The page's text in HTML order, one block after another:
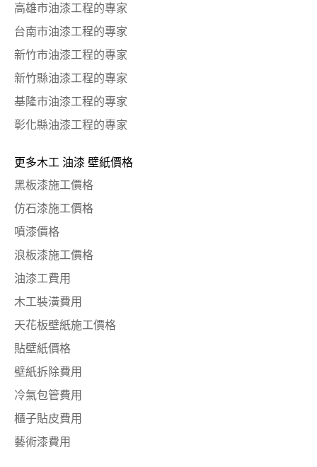
高雄市油漆工程的專家
台南市油漆工程的專家
新竹市油漆工程的專家
新竹縣油漆工程的專家
基隆市油漆工程的專家
彰化縣油漆工程的專家
更多木工 油漆 壁紙價格
黑板漆施工價格
仿石漆施工價格
噴漆價格
浪板漆施工價格
油漆工費用
木工裝潢費用
天花板壁紙施工價格
貼壁紙價格
壁紙拆除費用
冷氣包管費用
櫃子貼皮費用
藝術漆費用